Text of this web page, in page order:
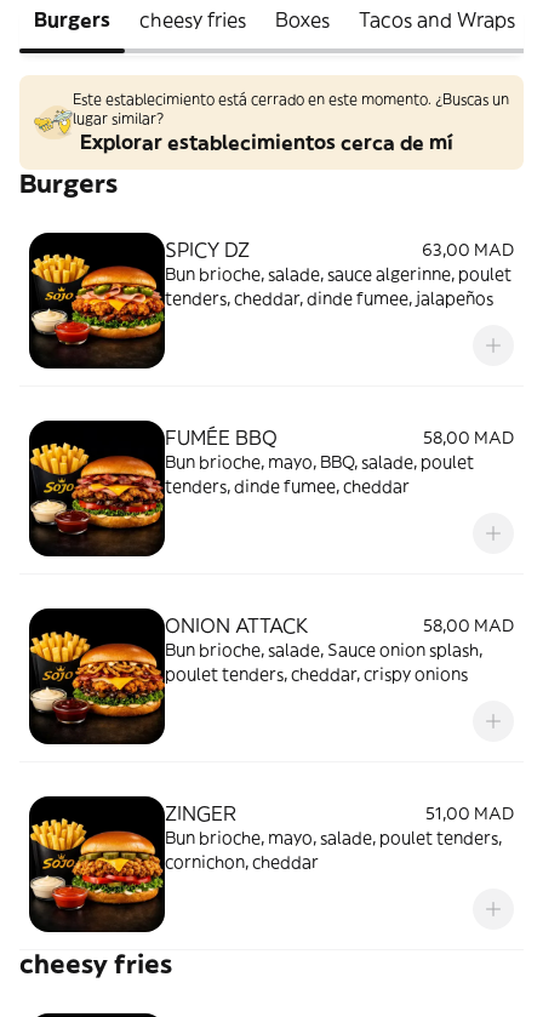
Burgers cheesy fries Boxes Tacos and Wraps
Este establecimiento está cerrado en este momento. ¿Buscas un
lugar similar?
Explorar establecimientos cerca de mí
Burgers
SPICY DZ
63,00 MAD
Bun brioche, salade, sauce algerinne, poulet
tenders, cheddar, dinde fumee, jalapeños
FUMÉE BBQ
58,00 MAD
Bun brioche, mayo, BBQ, salade, poulet
tenders, dinde fumee, cheddar
ONION ATTACK
58,00 MAD
Bun brioche, salade, Sauce onion splash,
poulet tenders, cheddar, crispy onions
ZINGER
51,00 MAD
Bun brioche, mayo, salade, poulet tenders,
cornichon, cheddar
cheesy fries